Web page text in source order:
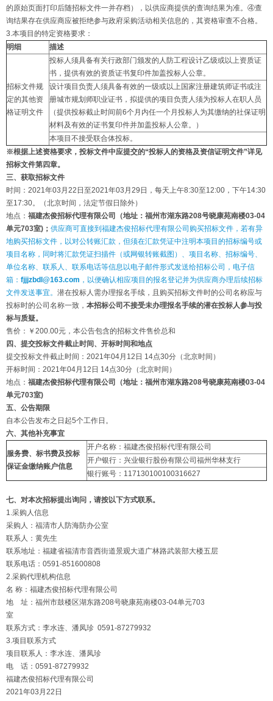
的原始页面打印后随招标文件一并存档），以供应商提供的查询结果为准。④查
询结果存在供应商应被拒绝参与政府采购活动相关信息的，其资格审查不合格。
3.本项目的特定资格要求：
明细
描述
招标文件规
定的其他资
格证明文件
投标人须具备有关行政部门颁发的人防工程设计乙级或以上资质证
书，提供有效的资质证书复印件加盖投标人公章。
设计项目负责人须具备有效的一级或以上国家注册建筑师证书或注
册城市规划师职业证书，拟提供的项目负责人须为投标人在职人员
（提供投标截止时间前6个月内任一个月投标人为其缴纳的社保证明
材料及有效的证书复印件并加盖投标人公章。）
本项目不接受联合体投标。
※根据上述资格要求，投标文件中应提交的“投标人的资格及资信证明文件”详见
招标文件第四章。
三、获取招标文件
时间：2021年03月22日至2021年03月29日，每天上午8:30至12:00，下午14:30
至17:30。（北京时间，法定节假日除外）
地点： 福建杰俊招标代理有限公司 （地址： 福州市湖东路208号晓康苑南楼03-04
单元703室) ； 供应商可直接到福建杰俊招标代理有限公司购买招标文件，若有异
地购买招标文件，以对公转账汇款，但须在汇款凭证中注明本项目的招标编号或
项目名称，同时将汇款凭证扫描件（或网银转账截图）、项目名称、招标编号、
单位名称、联系人、联系电话等信息以电子邮件形式发送给招标公司，电子信
箱： fjjjzbdl@163.com ，以便确认相应项目的报名登记并为供应商办理后续招标
文件发送事宜。 潜在投标人需办理报名手续，且购买招标文件时的公司名称应与
投标时的公司名称一致， 本招标公司不接受未办理报名手续的潜在投标人参与投
标与质疑。
售价：￥200.00元，本公告包含的招标文件售价总和
四、提交投标文件截止时间、开标时间和地点
提交投标文件截止时间：2021年04月12日 14点30分（北京时间）
开标时间：2021年04月12日 14点30分（北京时间）
地点： 福建杰俊招标代理有限公司 （地址： 福州市湖东路208号晓康苑南楼03-04
单元703室)
五、公告期限
自本公告发布之日起5个工作日。
六、其他补充事宜
服务费、标书费及投标
保证金缴纳账户信息
开户名称：福建杰俊招标代理有限公司
开户银行：兴业银行股份有限公司福州华林支行
银行账号：117130100100316627
七、对本次招标提出询问，请按以下方式联系。
1.采购人信息
采购人：福清市人防海防办公室
联系人：黄先生
联系地址：福建省福清市音西街道景观大道广林路武装部大楼五层
联系电话：0591-851600808
2.采购代理机构信息
名 称：福建杰俊招标代理有限公司
地 址：福州市鼓楼区湖东路208号晓康苑南楼03-04单元703
室
联系方式：李水连、潘凤珍 0591-87279932
3.项目联系方式
项目联系人：李水连、潘凤珍
电 话：0591-87279932
福建杰俊招标代理有限公司
2021年03月22日